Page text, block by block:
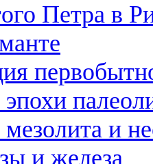
Петра в
и
и железа